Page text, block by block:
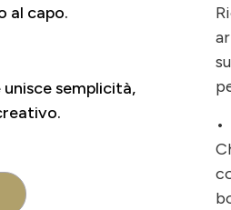
al capo.
unisce semplicità,
•